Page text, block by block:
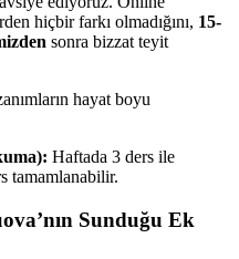
hiçbir farkı olmadığını, 15-
sonra bizzat teyit
hayat boyu
Haftada 3 ders ile
tamamlanabilir.
Sunduğu Ek